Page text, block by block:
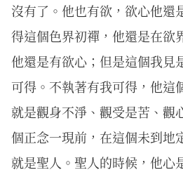
沒有了。他也有欲，欲心他還
得這個色界初禪，他還是在欲
他還是有欲心；但是這個我見
可得。不執著有我可得，他這
就是觀身不淨、觀受是苦、觀
個正念一現前，在這個未到地
就是聖人。聖人的時候，他心